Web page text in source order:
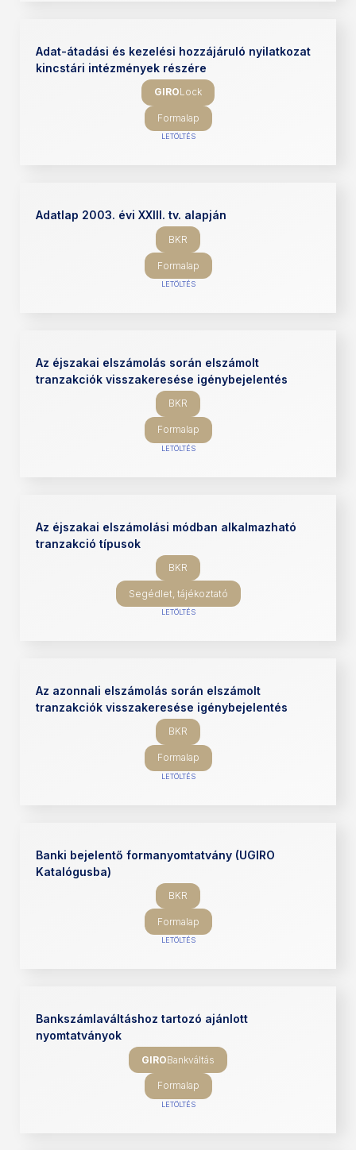
Adat-átadási és kezelési hozzájáruló nyilatkozat
kincstári intézmények részére
GIROLock
Formalap
LETÖLTÉS
Adatlap 2003. évi XXIII. tv. alapján
BKR
Formalap
LETÖLTÉS
Az éjszakai elszámolás során elszámolt
tranzakciók visszakeresése igénybejelentés
BKR
Formalap
LETÖLTÉS
Az éjszakai elszámolási módban alkalmazható
tranzakció típusok
BKR
Segédlet, tájékoztató
LETÖLTÉS
Az azonnali elszámolás során elszámolt
tranzakciók visszakeresése igénybejelentés
BKR
Formalap
LETÖLTÉS
Banki bejelentő formanyomtatvány (UGIRO
Katalógusba)
BKR
Formalap
LETÖLTÉS
Bankszámlaváltáshoz tartozó ajánlott
nyomtatványok
GIROBankváltás
Formalap
LETÖLTÉS